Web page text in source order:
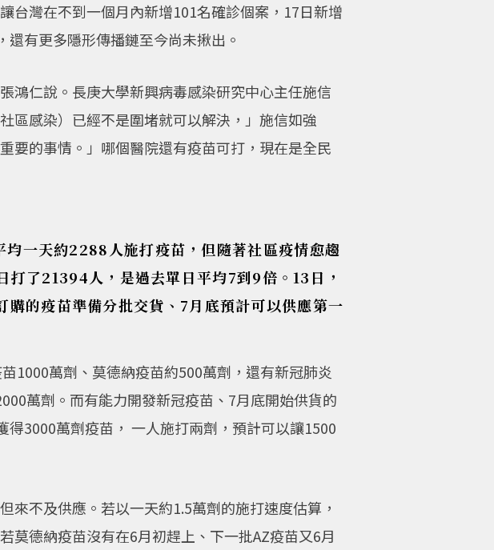
台灣在不到一個月內新增101名確診個案，17日新增
有更多隱形傳播鏈至今尚未揪出。
鴻仁說。長庚大學新興病毒感染研究中心主任施信
區感染）已經不是圍堵就可以解決，」施信如強
要的事情。」哪個醫院還有疫苗可打，現在是全民
一天約2288人施打疫苗，但隨著社區疫情愈趨
了21394人，是過去單日平均7到9倍。13日，
的疫苗準備分批交貨、7月底預計可以供應第一
1000萬劑、莫德納疫苗約500萬劑，還有新冠肺炎
萬劑。而有能力開發新冠疫苗、7月底開始供貨的
3000萬劑疫苗， 一人施打兩劑，預計可以讓1500
不及供應。若以一天約1.5萬劑的施打速度估算，
莫德納疫苗沒有在6月初趕上、下一批AZ疫苗又6月